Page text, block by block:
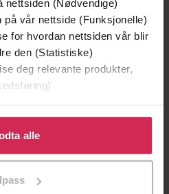
nettsiden (Nødvendige)
på vår nettside (Funksjonelle)
for hvordan nettsiden vår blir
den (Statistiske)
deg relevante produkter,
gi oss ditt samtykke til å
formålene. Du kan også
formål ved å klikke
alle
,Romaner